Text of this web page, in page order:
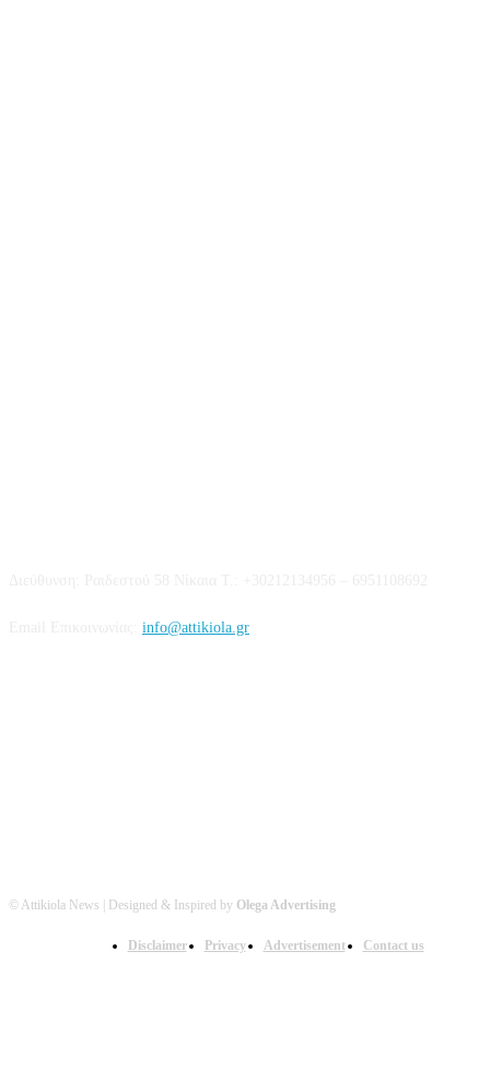
info@attikiola.gr
© Attikiola News | Designed & Inspired by Olega Advertising
Disclaimer Privacy Advertisement Contact us